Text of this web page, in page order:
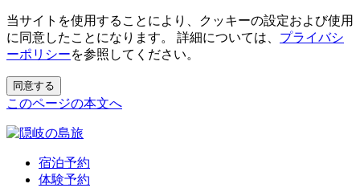
当サイトを使用することにより、クッキーの設定および使用
に同意したことになります。 詳細については、 プライバシ
ーポリシーを参照してください。
同意する
このページの本文へ
宿泊予約
体験予約